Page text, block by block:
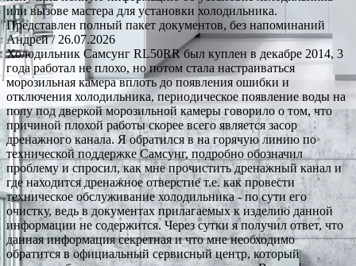
или вызове мастера для установки холодильника.
Представлен полный пакет документов, без напоминаний
Андрей/ 26.07.2026
Холодильник Самсунг RL50RR был куплен в декабре 2014, 3
года работал не плохо, но потом стала настраиваться
морозильная камера вплоть до появления ошибки и
отключения холодильника, периодическое появление воды на
полу под дверкой морозильной камеры говорило о том, что
причиной плохой работы скорее всего является засор
дренажного канала. Я обратился в на горячую линию по
технической поддержке Самсунг, подробно обозначил
проблему и спросил, как мне прочистить дренажный канал и
где находится дренажное отверстие т.е. как провести
техническое обслуживание холодильника - по сути его
очистку, ведь в документах прилагаемых к изделию данной
информации не содержится. Через сутки я получил ответ, что
данная информация секретная и что мне необходимо
обратится в официальный сервисный центр, который